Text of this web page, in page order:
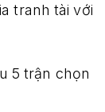
tranh tài với
5 trận chọn